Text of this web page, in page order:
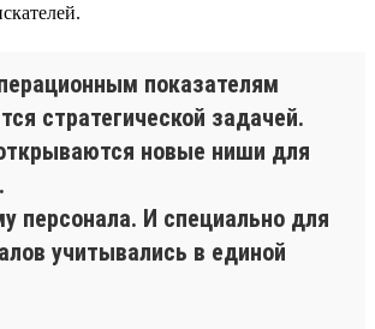
показателям
стратегической задачей.
новые ниши для
персонала. И специально для
учитывались в единой